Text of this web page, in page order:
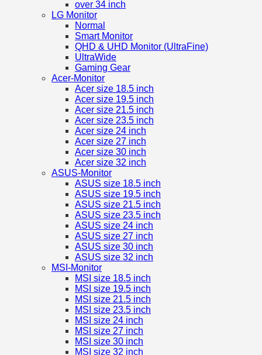
over 34 inch
LG Monitor
Normal
Smart Monitor
QHD & UHD Monitor (UltraFine)
UltraWide
Gaming Gear
Acer-Monitor
Acer size 18.5 inch
Acer size 19.5 inch
Acer size 21.5 inch
Acer size 23.5 inch
Acer size 24 inch
Acer size 27 inch
Acer size 30 inch
Acer size 32 inch
ASUS-Monitor
ASUS size 18.5 inch
ASUS size 19.5 inch
ASUS size 21.5 inch
ASUS size 23.5 inch
ASUS size 24 inch
ASUS size 27 inch
ASUS size 30 inch
ASUS size 32 inch
MSI-Monitor
MSI size 18.5 inch
MSI size 19.5 inch
MSI size 21.5 inch
MSI size 23.5 inch
MSI size 24 inch
MSI size 27 inch
MSI size 30 inch
MSI size 32 inch